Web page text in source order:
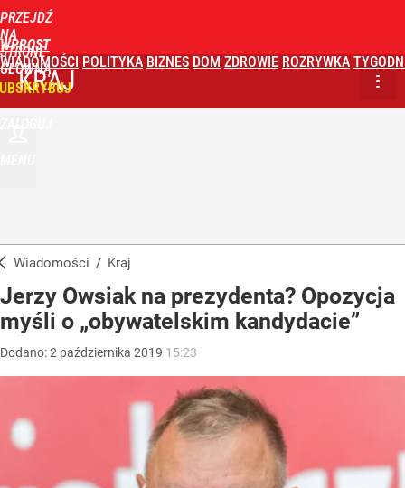
PRZEJDŹ
NA
STRONĘ
GŁÓWNĄ
WPROST
WIADOMOŚCI POLITYKA BIZNES DOM ZDROWIE ROZRYWKA
KRAJ
Wiadomości / Kraj
Jerzy Owsiak na prezydenta? Opozycja
myśli o „obywatelskim kandydacie”
Dodano:2 października 2019 15:23